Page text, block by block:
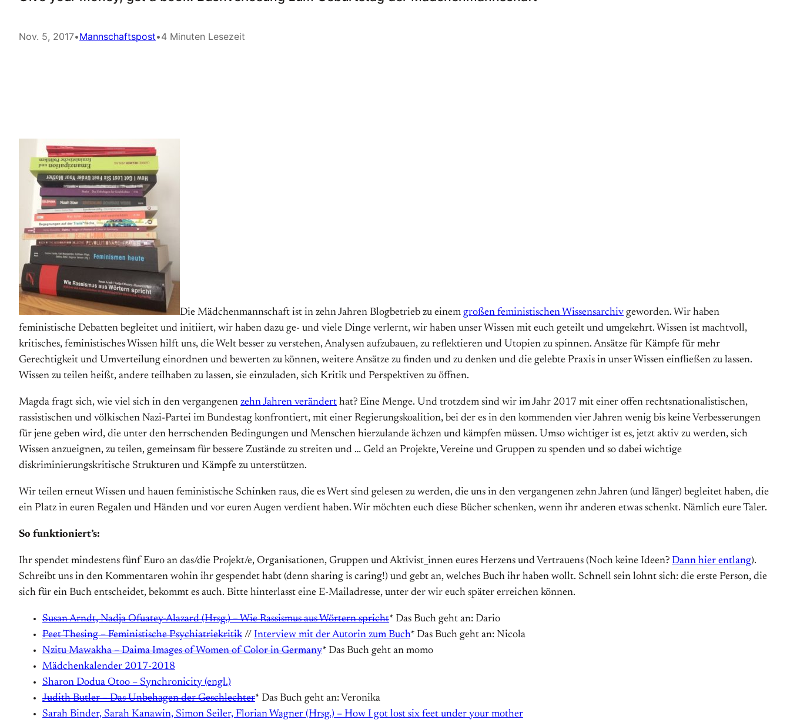
Nov. 5, 2017•Mannschaftspost•4 Minuten Lesezeit
Die Mädchenmannschaft ist in zehn Jahren Blogbetrieb zu einem großen feministischen Wissensarchiv geworden. Wir haben
feministische Debatten begleitet und initiiert, wir haben dazu ge- und viele Dinge verlernt, wir haben unser Wissen mit euch geteilt und umgekehrt. Wissen ist machtvoll,
kritisches, feministisches Wissen hilft uns, die Welt besser zu verstehen, Analysen aufzubauen, zu reflektieren und Utopien zu spinnen. Ansätze für Kämpfe für mehr
Gerechtigkeit und Umverteilung einordnen und bewerten zu können, weitere Ansätze zu finden und zu denken und die gelebte Praxis in unser Wissen einfließen zu lassen.
Wissen zu teilen heißt, andere teilhaben zu lassen, sie einzuladen, sich Kritik und Perspektiven zu öffnen.
Magda fragt sich, wie viel sich in den vergangenen zehn Jahren verändert hat? Eine Menge. Und trotzdem sind wir im Jahr 2017 mit einer offen rechtsnationalistischen,
rassistischen und völkischen Nazi-Partei im Bundestag konfrontiert, mit einer Regierungskoalition, bei der es in den kommenden vier Jahren wenig bis keine Verbesserungen
für jene geben wird, die unter den herrschenden Bedingungen und Menschen hierzulande ächzen und kämpfen müssen. Umso wichtiger ist es, jetzt aktiv zu werden, sich
Wissen anzueignen, zu teilen, gemeinsam für bessere Zustände zu streiten und … Geld an Projekte, Vereine und Gruppen zu spenden und so dabei wichtige
diskriminierungskritische Strukturen und Kämpfe zu unterstützen.
Wir teilen erneut Wissen und hauen feministische Schinken raus, die es Wert sind gelesen zu werden, die uns in den vergangenen zehn Jahren (und länger) begleitet haben, die
ein Platz in euren Regalen und Händen und vor euren Augen verdient haben. Wir möchten euch diese Bücher schenken, wenn ihr anderen etwas schenkt. Nämlich eure Taler.
So funktioniert’s:
Ihr spendet mindestens fünf Euro an das/die Projekt/e, Organisationen, Gruppen und Aktivist_innen eures Herzens und Vertrauens (Noch keine Ideen? Dann hier entlang).
Schreibt uns in den Kommentaren wohin ihr gespendet habt (denn sharing is caring!) und gebt an, welches Buch ihr haben wollt. Schnell sein lohnt sich: die erste Person, die
sich für ein Buch entscheidet, bekommt es auch. Bitte hinterlasst eine E-Mailadresse, unter der wir euch später erreichen können.
Susan Arndt, Nadja Ofuatey-Alazard (Hrsg.) – Wie Rassismus aus Wörtern spricht* Das Buch geht an: Dario
Peet Thesing – Feministische Psychiatriekritik// Interview mit der Autorin zum Buch* Das Buch geht an: Nicola
Nzitu Mawakha – Daima Images of Women of Color in Germany* Das Buch geht an momo
Mädchenkalender 2017-2018
Sharon Dodua Otoo – Synchronicity (engl.)
Judith Butler – Das Unbehagen der Geschlechter* Das Buch geht an: Veronika
Sarah Binder, Sarah Kanawin, Simon Seiler, Florian Wagner (Hrsg.) – How I got lost six feet under your mother